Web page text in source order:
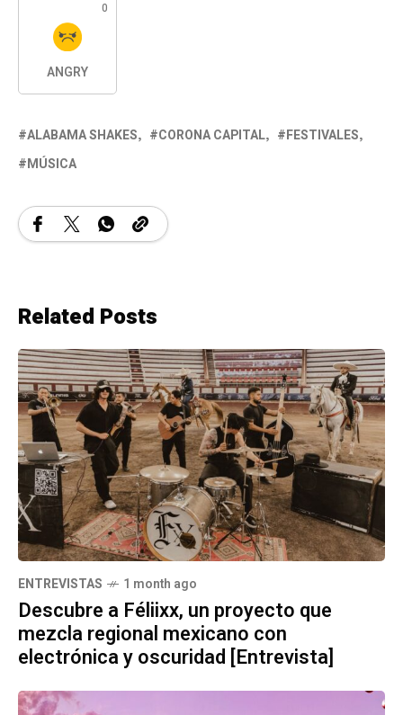
0
ANGRY
ALABAMA SHAKES CORONA CAPITAL
FESTIVALES
MÚSICA
Related Posts
ENTREVISTAS 1 month ago
Descubre a Féliixx, un proyecto que
mezcla regional mexicano con
electrónica y oscuridad [Entrevista]